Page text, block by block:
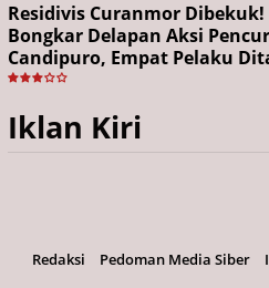
Residivis Curanmor Dibekuk!
Bongkar Delapan Aksi
Candipuro, Empat Pelaku
Iklan Kiri
Redaksi Pedoman Media Siber